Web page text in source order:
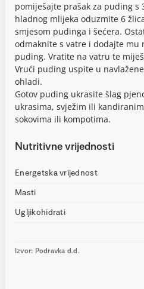
pomiješajte prašak za puding s
hladnog mlijeka oduzmite 6
smjesom pudinga i šećera.
odmaknite s vatre i dodajte mu
puding. Vratite na vatru te
Vrući puding uspite u
ohladi.
Gotov puding ukrasite šlag
ukrasima, svježim ili
sokovima ili kompotima.
Nutritivne vrijednosti
Energetska vrijednost
Masti
Ugljikohidrati
Izvor: Podravka d.d.